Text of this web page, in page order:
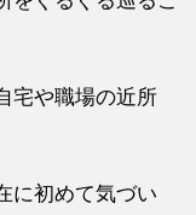
宅や職場の近所
に初めて気づい